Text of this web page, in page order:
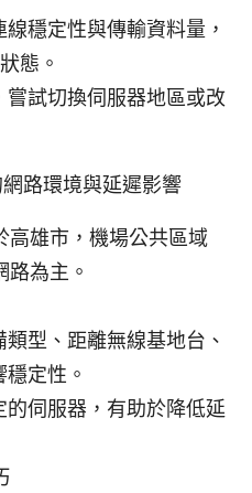
穩定性與傳輸資料量，
態。
試切換伺服器地區或改
路環境與延遲影響
高雄市，機場公共區域
為主。
型、距離無線基地台、
定性。
伺服器，有助於降低延